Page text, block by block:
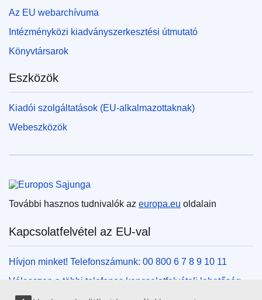
Az EU webarchívuma
Intézményközi kiadványszerkesztési útmutató
Könyvtársarok
Eszközök
Kiadói szolgáltatások (EU-alkalmazottaknak)
Webeszközök
Európai Unió
További hasznos tudnivalók az europa.eu oldalain
Kapcsolatfelvétel az EU-val
Hívjon minket! Telefonszámunk: 00 800 6 7 8 9 10 11
Válasszon a többi telefonos kapcsolatfelvételi lehetőség
közül!